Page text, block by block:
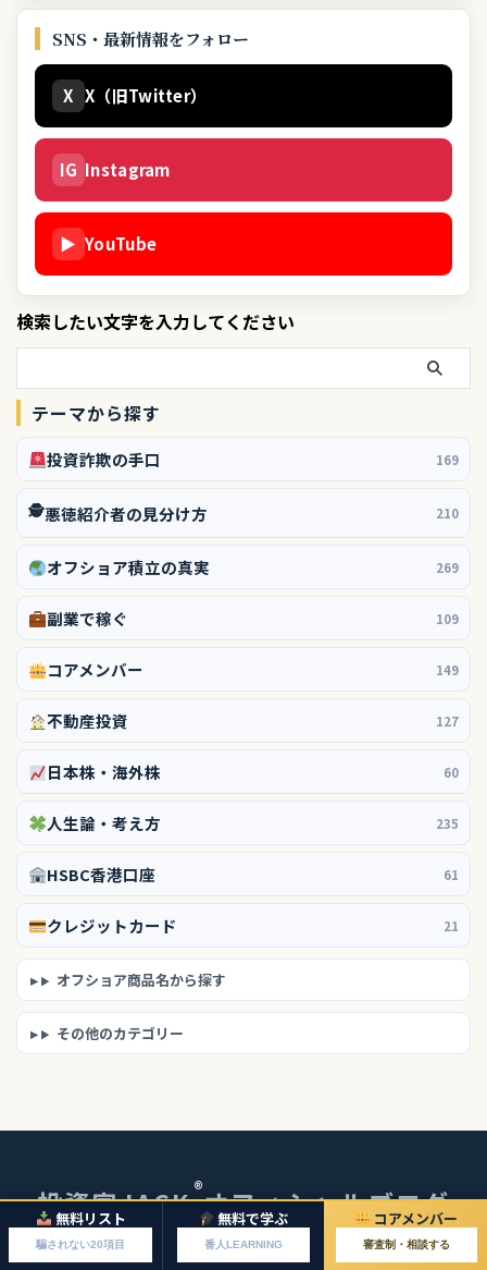
SNS・最新情報をフォロー
X X（旧Twitter）
IG Instagram
▶ YouTube
検索したい文字を入力してください
テーマから探す
投資詐欺の手口 169
🕵️悪徳紹介者の見分け方 210
オフショア積立の真実 269
副業で稼ぐ 109
コアメンバー 149
不動産投資 127
日本株・海外株 60
人生論・考え方 235
HSBC香港口座 61
クレジットカード 21
オフショア商品名から探す
その他のカテゴリー
無料リスト
騙されない20項目
無料で学ぶ
番人LEARNING
コアメンバー
審査制・相談する
投資家JACK®オフィシャルブログ
© 2026 投資家JACKオフィシャルブログ